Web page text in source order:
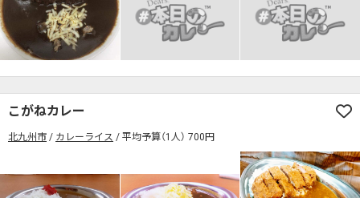
こがねカレー
北九州市 カレーライス 平均予算（1人） 700円